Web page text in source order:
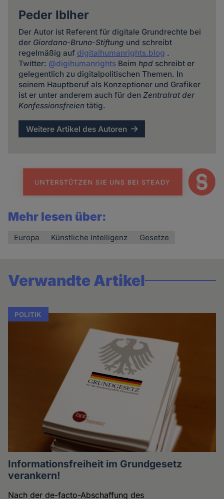
Peder Iblher
Der Autor ist Referent für digitale Grundrechte bei
der Giordano-Bruno-Stiftung und schreibt
regelmäßig auf digitalhumanrights.blog .
Twitter: @digihumanrightsBeim hpdschreibt er
gelegentlich zu digitalpolitischen Themen. In
seinem Hauptberuf als Konzeptioner und Grafiker
ist er unter anderem auch für den Zentralrat der
Konfessionsfreientätig.
Weitere Artikel des Autoren
Mehr lesen über:
Europa Künstliche Intelligenz Gesetze
Verwandte Artikel
POLITIK
Informationsfreiheit im Grundgesetz
verankern!
Nach der de-facto-Abschaffung des